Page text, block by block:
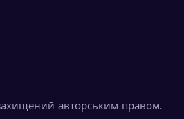
авторським правом.